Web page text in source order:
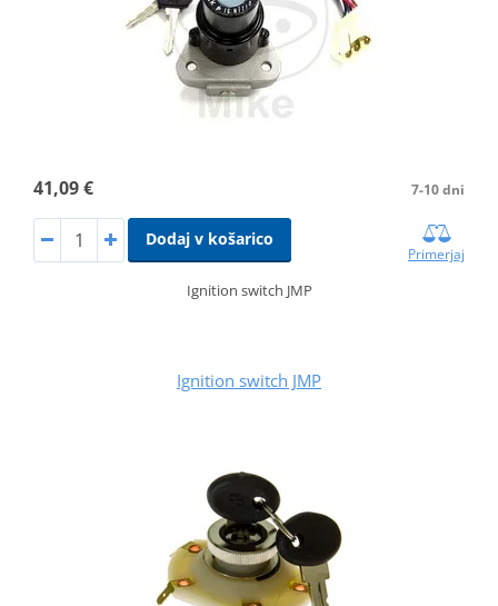
41,09 € 7-10 dni
Dodaj v košarico
Primerjaj
Ignition switch JMP
Ignition switch JMP